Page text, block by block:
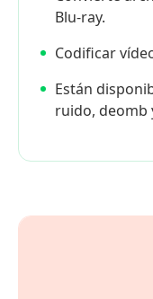
Blu-ray.
Codificar
Están
ruido, deomb